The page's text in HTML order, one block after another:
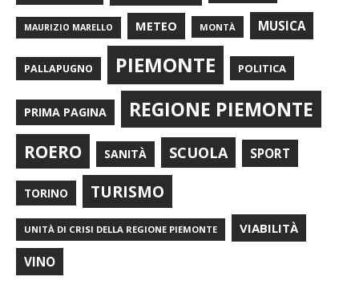
MAURIZIO MARELLO METEO MONTÀ MUSICA
PALLAPUGNO PIEMONTE POLITICA
PRIMA PAGINA REGIONE PIEMONTE
ROERO SANITÀ SCUOLA SPORT
TORINO TURISMO
UNITÀ DI CRISI DELLA REGIONE PIEMONTE VIABILITÀ
VINO